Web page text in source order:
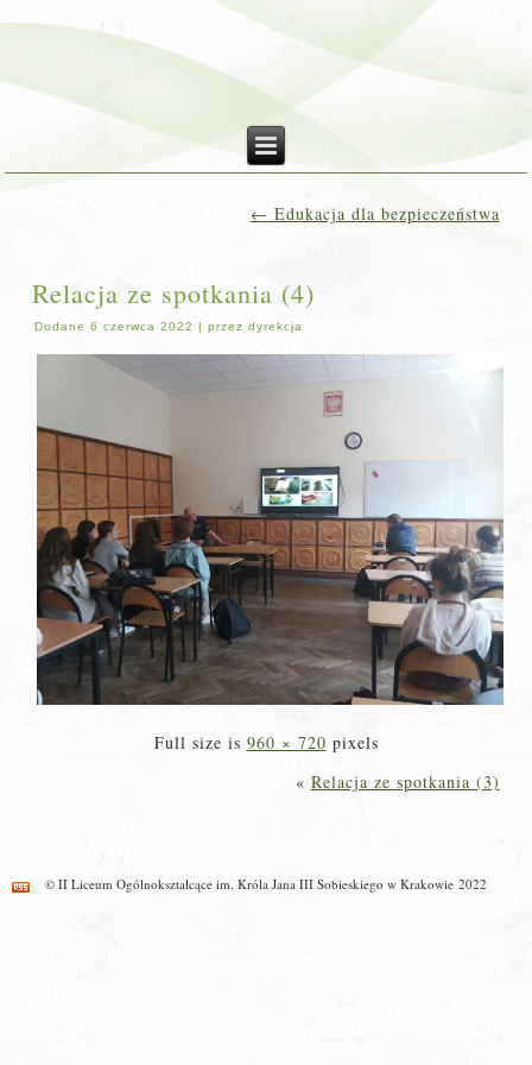
← Edukacja dla bezpieczeństwa
Relacja ze spotkania (4)
Dodane 6 czerwca 2022 |przez dyrekcja
Full size is 960 × 720 pixels
« Relacja ze spotkania (3)
© II Liceum Ogólnokształcące im. Króla Jana III Sobieskiego w Krakowie 2022